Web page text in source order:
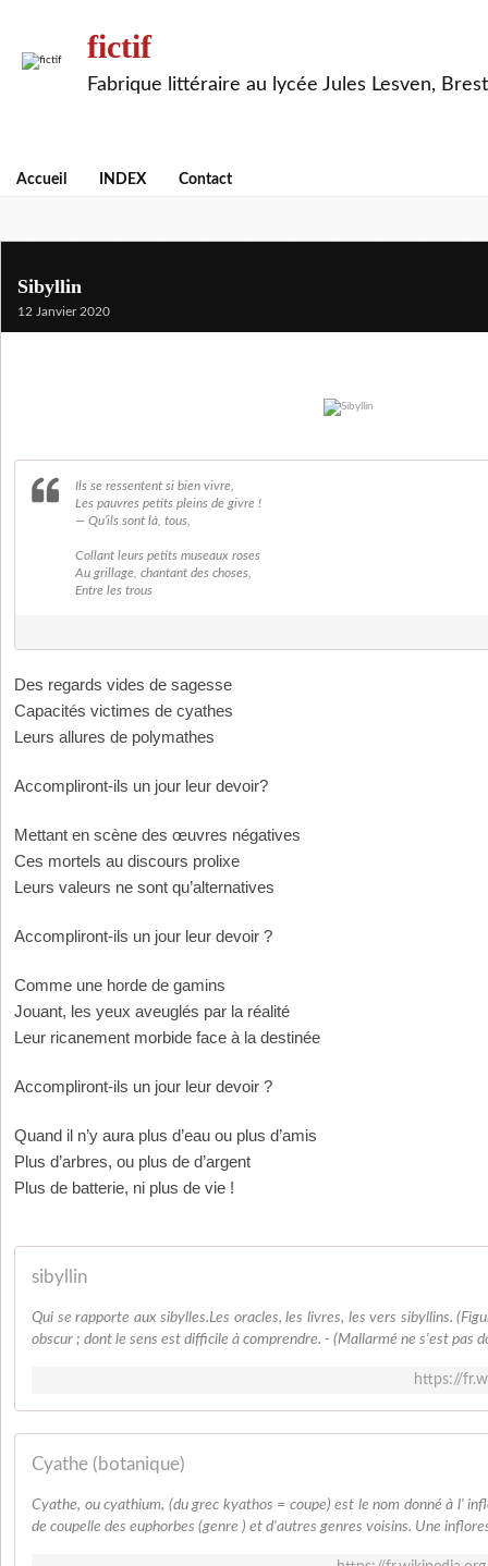
fictif
Fabrique littéraire au lycée Jules Lesven, Brest
Accueil INDEX Contact
Sibyllin
12 Janvier 2020
Ils se ressentent si bien vivre,
Les pauvres petits pleins de givre !
— Qu’ils sont là, tous,
Collant leurs petits museaux roses
Au grillage, chantant des choses,
Entre les trous
Des regards vides de sagesse
Capacités victimes de cyathes
Leurs allures de polymathes
Accompliront-ils un jour leur devoir?
Mettant en scène des œuvres négatives
Ces mortels au discours prolixe
Leurs valeurs ne sont qu’alternatives
Accompliront-ils un jour leur devoir ?
Comme une horde de gamins
Jouant, les yeux aveuglés par la réalité
Leur ricanement morbide face à la destinée
Accompliront-ils un jour leur devoir ?
Quand il n’y aura plus d’eau ou plus d’amis
Plus d’arbres, ou plus de d’argent
Plus de batterie, ni plus de vie !
sibyllin
Qui se rapporte aux sibylles.Les oracles, les livres, les vers sibyllins.
obscur ; dont le sens est difficile à comprendre. - (Mallarmé ne s'est pas
https://
Cyathe (botanique)
Cyathe, ou cyathium, (du grec kyathos = coupe) est le nom donné à l'
de coupelle des euphorbes (genre ) et d'autres genres voisins. Une